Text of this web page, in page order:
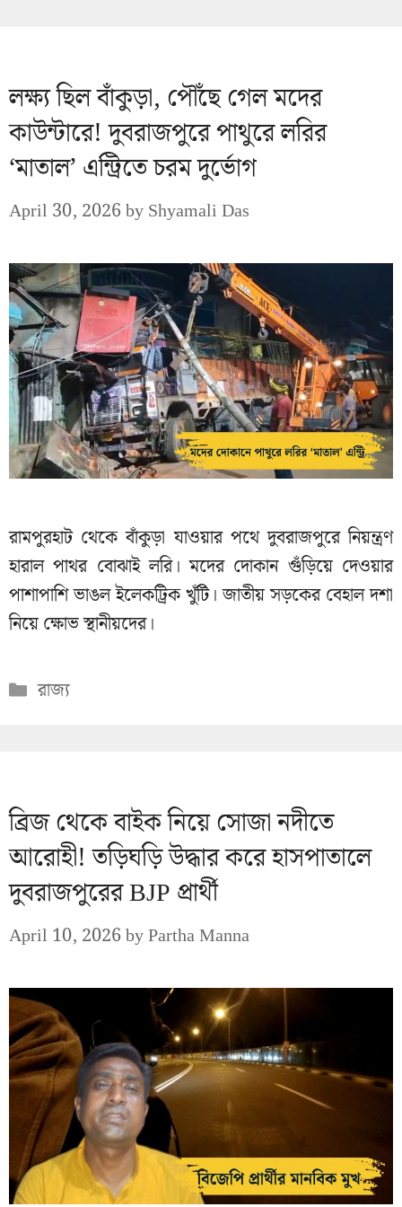
লক্ষ্য ছিল বাঁকুড়া, পৌঁছে গেল মদের
কাউন্টারে! দুবরাজপুরে পাথুরে লরির
‘মাতাল’ এন্ট্রিতে চরম দুর্ভোগ
April 30, 2026byShyamali Das
রামপুরহাট থেকে বাঁকুড়া যাওয়ার পথে দুবরাজপুরে নিয়ন্ত্রণ
হারাল পাথর বোঝাই লরি। মদের দোকান গুঁড়িয়ে দেওয়ার
পাশাপাশি ভাঙল ইলেকট্রিক খুঁটি। জাতীয় সড়কের বেহাল দশা
নিয়ে ক্ষোভ স্থানীয়দের।
Categories
রাজ্য
ব্রিজ থেকে বাইক নিয়ে সোজা নদীতে
আরোহী! তড়িঘড়ি উদ্ধার করে হাসপাতালে
দুবরাজপুরের BJP প্রার্থী
April 10, 2026byPartha Manna